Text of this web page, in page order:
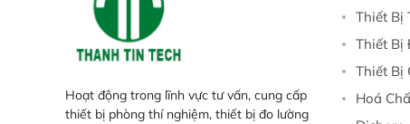
Hoạt động trong lĩnh vực tư vấn, cung cấp
thiết bị phòng thí nghiệm, thiết bị đo lường
Thiết Bị
Thiết Bị
Thiết Bị
Hoá